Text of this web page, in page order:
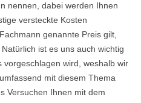
nennen, dabei werden Ihnen
versteckte Kosten
genannte Preis gilt,
ist es uns auch wichtig
wird, weshalb wir
mit diesem Thema
Versuchen Ihnen mit dem